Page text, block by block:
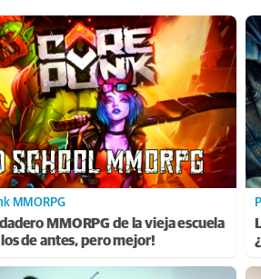
MMORPG
MMORPG de la vieja escuela
los de antes, pero mejor!